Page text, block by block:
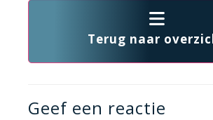
Terug naar
Geef een reactie